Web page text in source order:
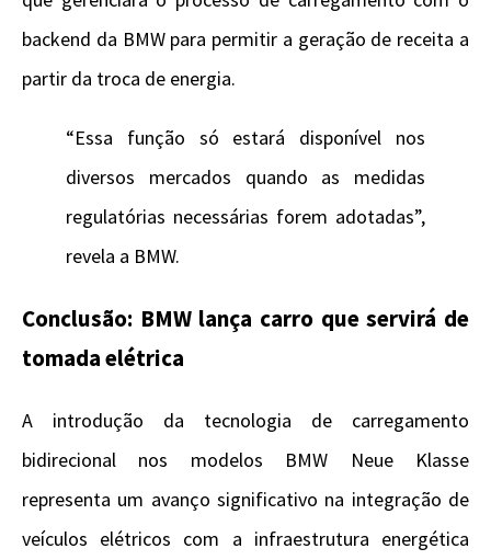
backend da BMW para permitir a geração de receita a
partir da troca de energia.
“Essa função só estará disponível nos
diversos mercados quando as medidas
regulatórias necessárias forem adotadas”,
revela a BMW.
Conclusão: BMW lança carro que servirá de
tomada elétrica
A introdução da tecnologia de carregamento
bidirecional nos modelos BMW Neue Klasse
representa um avanço significativo na integração de
veículos elétricos com a infraestrutura energética